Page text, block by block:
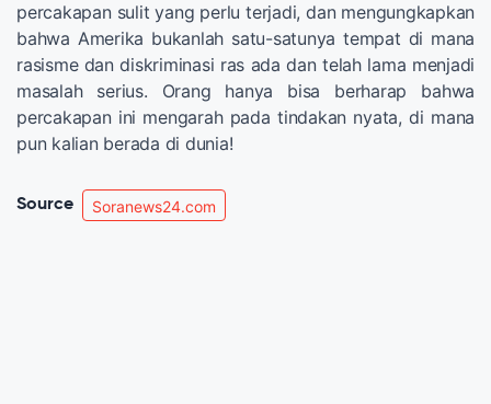
percakapan sulit yang perlu terjadi, dan mengungkapkan
bahwa Amerika bukanlah satu-satunya tempat di mana
rasisme dan diskriminasi ras ada dan telah lama menjadi
masalah serius. Orang hanya bisa berharap bahwa
percakapan ini mengarah pada tindakan nyata, di mana
pun kalian berada di dunia!
Source Soranews24.com